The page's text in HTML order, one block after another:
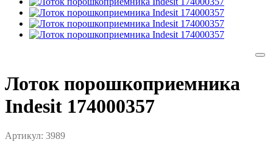
Лоток порошкоприемника
Indesit 174000357
Артикул: 3989